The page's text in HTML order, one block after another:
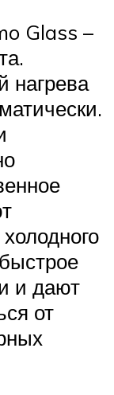
Glass –
нагрева
и дают
от